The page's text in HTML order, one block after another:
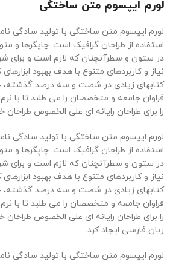
لورم ایپسوم متن ساختگی
لورم ایپسوم متن ساختگی با تولید سادگی
استفاده از طراحان گرافیک است. چاپگرها و
در ستون و سطرآنچنان که لازم است و برای
نیاز و کاربردهای متنوع با هدف بهبود
کتابهای زیادی در شصت و سه درصد گذشته،
فراوان جامعه و متخصصان را می طلبد تا با
را برای طراحان رایانه ای علی الخصوص طراحان
لورم ایپسوم متن ساختگی با تولید سادگی
استفاده از طراحان گرافیک است. چاپگرها و
در ستون و سطرآنچنان که لازم است و برای
نیاز و کاربردهای متنوع با هدف بهبود
کتابهای زیادی در شصت و سه درصد گذشته،
فراوان جامعه و متخصصان را می طلبد تا با
را برای طراحان رایانه ای علی الخصوص
زبان فارسی ایجاد کرد.
لورم ایپسوم متن ساختگی با تولید سادگی